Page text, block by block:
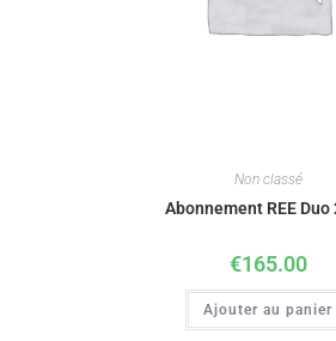
Non classé
Abonnement REE Duo
€165.00
Ajouter au panier